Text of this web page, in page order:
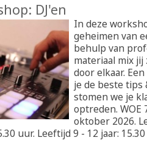
DJ'en
In deze
geheimen van
behulp van
materiaal mix jij
door elkaar.
je de beste tips
stomen we je
optreden. WOE
oktober 2026.
uur. Leeftijd 9 - 12 jaar: